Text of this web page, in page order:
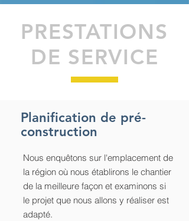
PRESTATIONS
DE SERVICE
Planification de pré-
construction
Nous enquêtons sur l'emplacement de
la région où nous établirons le chantier
de la meilleure façon et examinons si
le projet que nous allons y réaliser est
adapté.